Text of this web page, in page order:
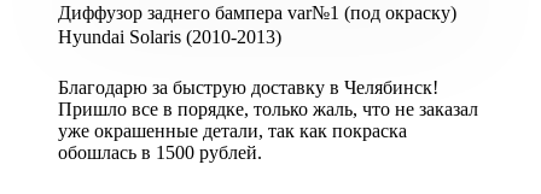
Диффузор заднего бампера var№1 (под окраску)
Hyundai Solaris (2010-2013)
Благодарю за быструю доставку в Челябинск!
Пришло все в порядке, только жаль, что не заказал
уже окрашенные детали, так как покраска
обошлась в 1500 рублей.